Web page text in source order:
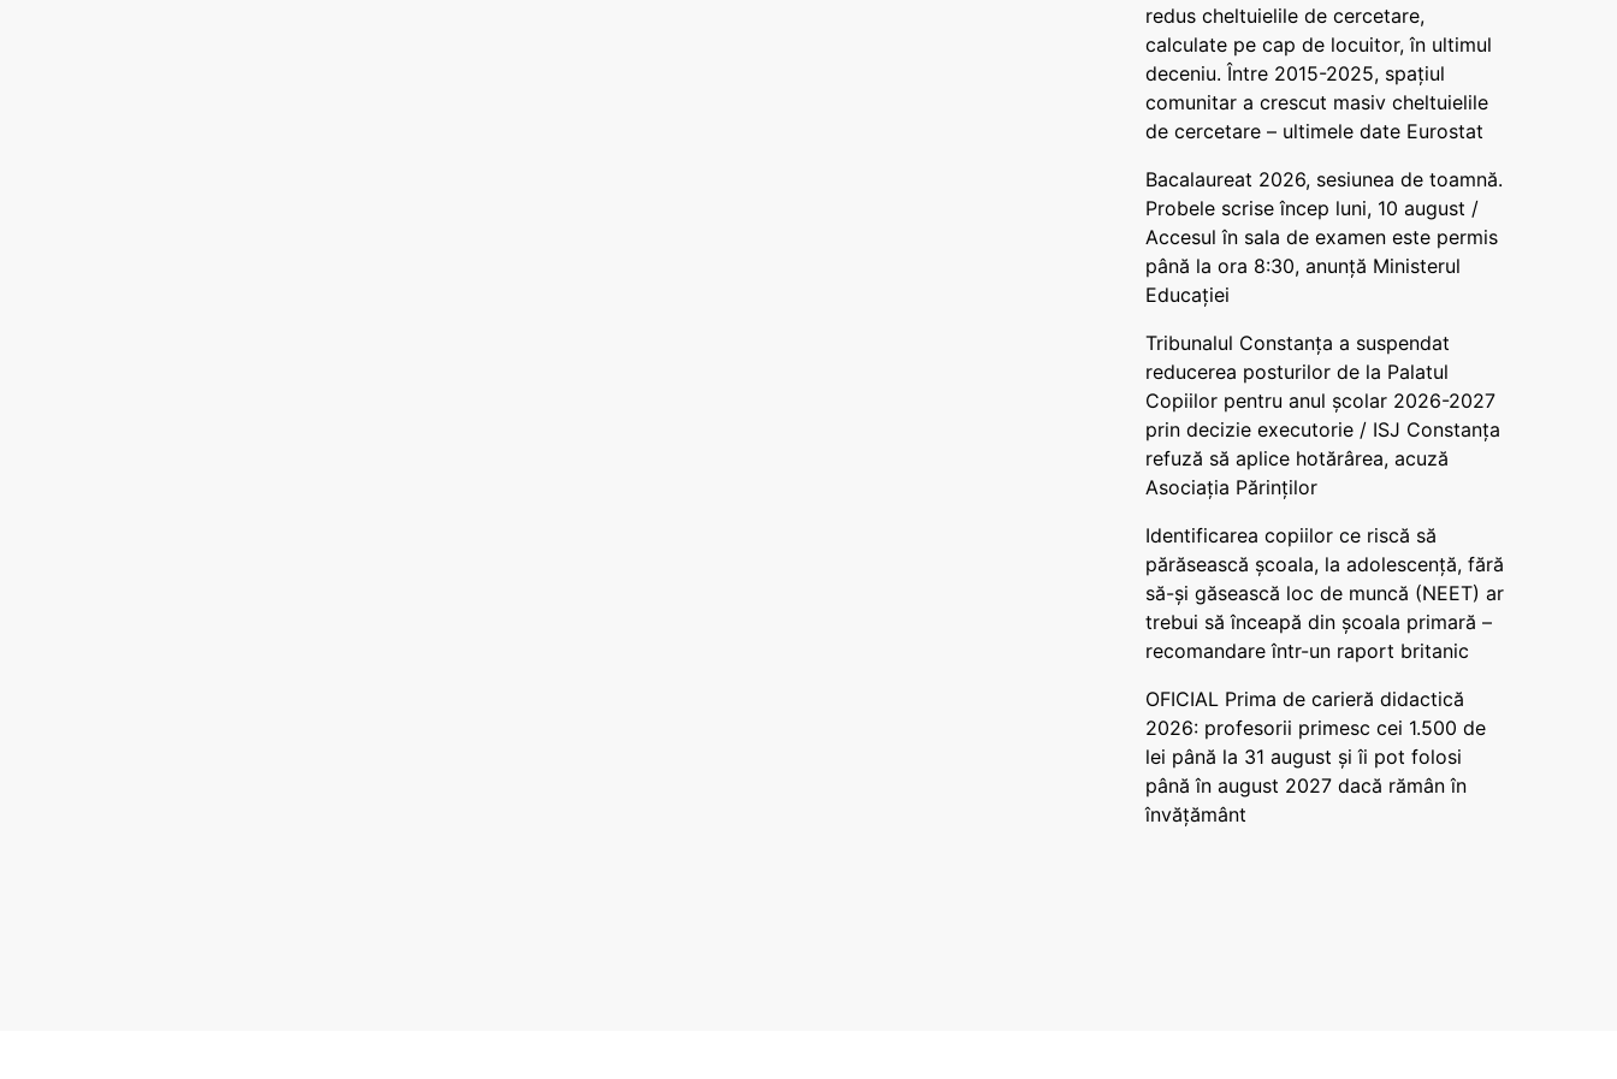
redus cheltuielile de cercetare,
calculate pe cap de locuitor, în ultimul
deceniu. Între 2015-2025, spațiul
comunitar a crescut masiv cheltuielile
de cercetare – ultimele date Eurostat
Bacalaureat 2026, sesiunea de toamnă.
Probele scrise încep luni, 10 august /
Accesul în sala de examen este permis
până la ora 8:30, anunță Ministerul
Educației
Tribunalul Constanța a suspendat
reducerea posturilor de la Palatul
Copiilor pentru anul școlar 2026-2027
prin decizie executorie / ISJ Constanța
refuză să aplice hotărârea, acuză
Asociația Părinților
Identificarea copiilor ce riscă să
părăsească școala, la adolescență, fără
să-și găsească loc de muncă (NEET) ar
trebui să înceapă din școala primară –
recomandare într-un raport britanic
OFICIAL Prima de carieră didactică
2026: profesorii primesc cei 1.500 de
lei până la 31 august și îi pot folosi
până în august 2027 dacă rămân în
învățământ